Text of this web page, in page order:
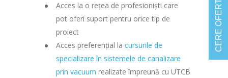
Acces la o rețea de profesioniști care
pot oferi suport pentru orice tip de
proiect
Acces preferențial la cursurile de
specializare în sistemele de canalizare
prin vacuum realizate împreună cu UTCB
CERE OFERTĂ